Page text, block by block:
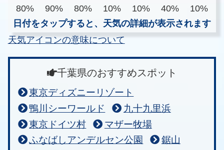
80%
90% 80% 10% 10% 40%
10%
日付をタップすると、天気の詳細が表示されます
天気アイコンの意味について
千葉県のおすすめスポット
東京ディズニーリゾート
鴨川シーワールド
九十九里浜
東京ドイツ村
マザー牧場
ふなばしアンデルセン公園
鋸山